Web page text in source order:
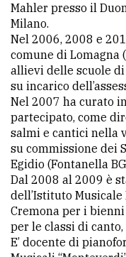
Mahler presso il
Milano.
Nel 2006, 2008 e
comune di Lomagna
allievi delle scuole
su incarico
Nel 2007 ha curato
partecipato, come
salmi e cantici nella
su commissione dei
Egidio (Fontanella
Dal 2008 al 2009 è
dell’Istituto Musicale
Cremona per i
per le classi di
E’ docente di